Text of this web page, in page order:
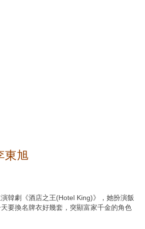
東旭
韓劇《酒店之王(Hotel King)》，她扮演飯
要換名牌衣好幾套，突顯富家千金的角色